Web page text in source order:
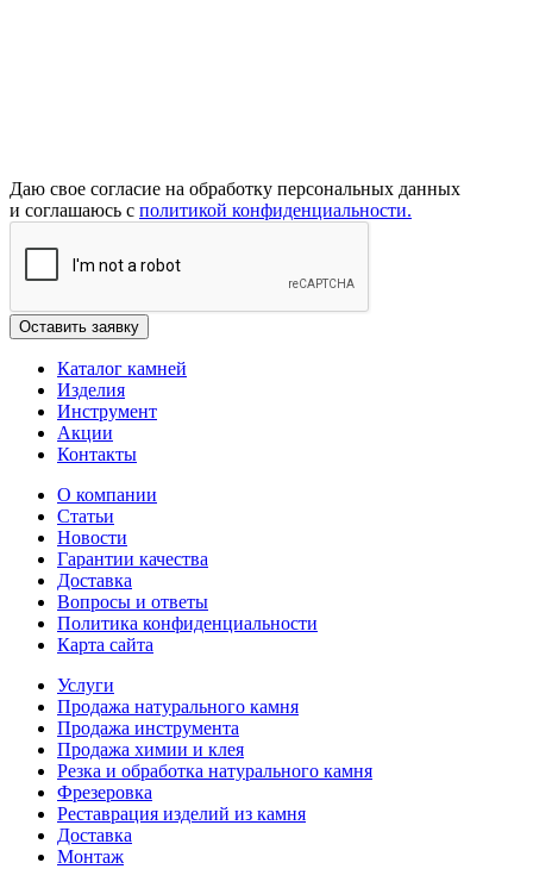
Даю свое согласие на обработку персональных данных
и соглашаюсь с политикой конфиденциальности.
Каталог камней
Изделия
Инструмент
Акции
Контакты
О компании
Статьи
Новости
Гарантии качества
Доставка
Вопросы и ответы
Политика конфиденциальности
Карта сайта
Услуги
Продажа натурального камня
Продажа инструмента
Продажа химии и клея
Резка и обработка натурального камня
Фрезеровка
Реставрация изделий из камня
Доставка
Монтаж